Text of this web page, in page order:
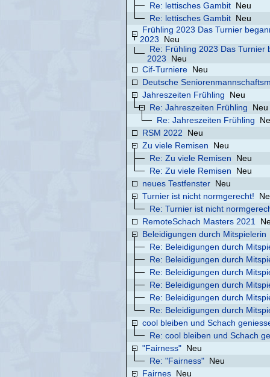
Re: lettisches Gambit Neu
Re: lettisches Gambit Neu
Frühling 2023 Das Turnier
2023
Neu
Re: Frühling 2023 Das Turnier
2023
Neu
Cif-Turniere Neu
Deutsche
Jahreszeiten Frühling
Neu
Re: Jahreszeiten Frühling
Neu
Re: Jahreszeiten Frühling
RSM 2022
Neu
Zu viele Remisen
Neu
Re: Zu viele Remisen
Neu
Re: Zu viele Remisen
Neu
neues Testfenster Neu
Turnier ist nicht normgerecht!
Re: Turnier ist nicht
RemoteSchach Masters 2021
Beleidigungen durch Mitspielerin
Re: Beleidigungen durch
Re: Beleidigungen durch
Re: Beleidigungen durch
Re: Beleidigungen durch
Re: Beleidigungen durch
Re: Beleidigungen durch
cool bleiben und Schach
Re: cool bleiben und Schach
"Fairness" Neu
Re: "Fairness" Neu
Fairnes Neu